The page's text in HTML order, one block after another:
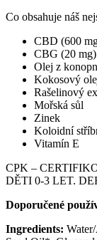
Co obsahuje náš
CBD (600
CBG (20 mg)
Olej z
Kokosový
Rašelinový
Mořská sůl
Zinek
Koloidní
Vitamín E
CPK –
DĚTI 0-3 LET.
Doporučené
Ingredients: